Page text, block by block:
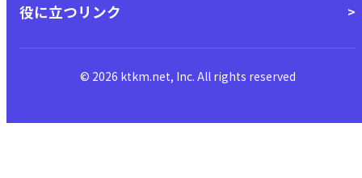
役に立つリンク
© 2026 ktkm.net, Inc. All rights reserved